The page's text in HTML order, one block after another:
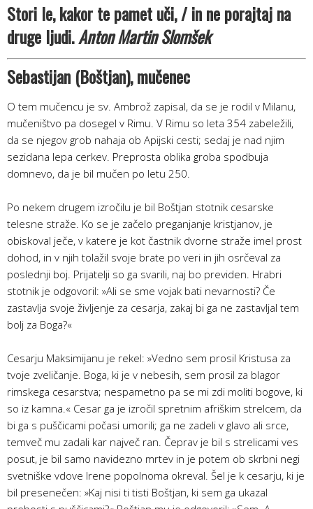
Stori le, kakor te pamet uči, / in ne porajtaj na
druge ljudi.Anton Martin Slomšek
Sebastijan (Boštjan), mučenec
O tem mučencu je sv. Ambrož zapisal, da se je rodil v Milanu,
mučeništvo pa dosegel v Rimu. V Rimu so leta 354 zabeležili,
da se njegov grob nahaja ob Apijski cesti; sedaj je nad njim
sezidana lepa cerkev. Preprosta oblika groba spodbuja
domnevo, da je bil mučen po letu 250.
Po nekem drugem izročilu je bil Boštjan stotnik cesarske
telesne straže. Ko se je začelo preganjanje kristjanov, je
obiskoval ječe, v katere je kot častnik dvorne straže imel prost
dohod, in v njih tolažil svoje brate po veri in jih osrčeval za
poslednji boj. Prijatelji so ga svarili, naj bo previden. Hrabri
stotnik je odgovoril: »Ali se sme vojak bati nevarnosti? Če
zastavlja svoje življenje za cesarja, zakaj bi ga ne zastavljal tem
bolj za Boga?«
Cesarju Maksimijanu je rekel: »Vedno sem prosil Kristusa za
tvoje zveličanje. Boga, ki je v nebesih, sem prosil za blagor
rimskega cesarstva; nespametno pa se mi zdi moliti bogove, ki
so iz kamna.« Cesar ga je izročil spretnim afriškim strelcem, da
bi ga s puščicami počasi umorili; ga ne zadeli v glavo ali srce,
temveč mu zadali kar največ ran. Čeprav je bil s strelicami ves
posut, je bil samo navidezno mrtev in je potem ob skrbni negi
svetniške vdove Irene popolnoma okreval. Šel je k cesarju, ki je
bil presenečen: »Kaj nisi ti tisti Boštjan, ki sem ga ukazal